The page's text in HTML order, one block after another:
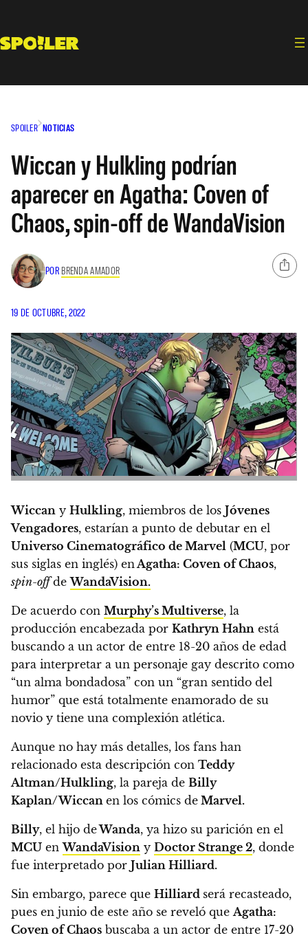
contenido
SPOILER NOTICIAS
Wiccan y Hulkling podrían
aparecer en Agatha: Coven of
Chaos, spin-off de WandaVision
POR BRENDA AMADOR
19 DE OCTUBRE, 2022
Wiccan y Hulkling, miembros de los Jóvenes
Vengadores, estarían a punto de debutar en el
Universo Cinematográfico de Marvel (MCU, por
sus siglas en inglés) enAgatha: Coven of Chaos,
spin-offdeWandaVision.
De acuerdo con Murphy’s Multiverse, la
producción encabezada por Kathryn Hahn está
buscando a un actor de entre 18-20 años de edad
para interpretar a un personaje gay descrito como
“un alma bondadosa” con un “gran sentido del
humor” que está totalmente enamorado de su
novio y tiene una complexión atlética.
Aunque no hay más detalles, los fans han
relacionado esta descripción con Teddy
Altman/Hulkling, la pareja de Billy
Kaplan/Wiccan en los cómics de Marvel.
Billy, el hijo deWanda, ya hizo su parición en el
MCU enWandaVision y Doctor Strange 2, donde
fue interpretado por Julian Hilliard.
Sin embargo, parece que Hilliard será recasteado,
pues en junio de este año se reveló queAgatha:
Coven of Chaos buscaba a un actor de entre 17-20